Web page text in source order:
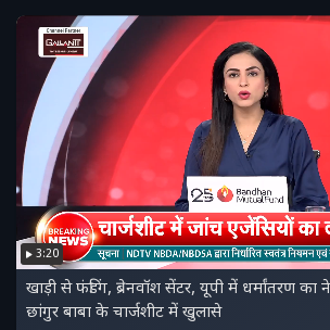
3:20
खाड़ी से फंडिंग, ब्रेनवॉश सेंटर, यूपी में धर्मांतरण का
छांगुर बाबा के चार्जशीट में खुलासे